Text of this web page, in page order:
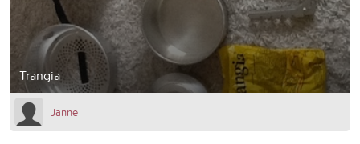
Trangia
Janne